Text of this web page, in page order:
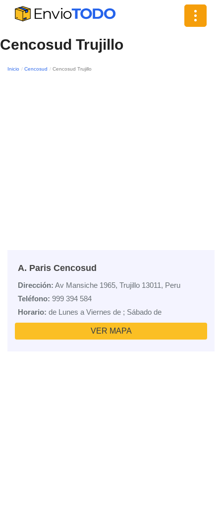
Toggle
Cencosud Trujillo
Inicio Cencosud Cencosud Trujillo
A. Paris Cencosud
Dirección: Av Mansiche 1965, Trujillo 13011, Peru
Teléfono: 999 394 584
Horario: de Lunes a Viernes de ; Sábado de
VER MAPA